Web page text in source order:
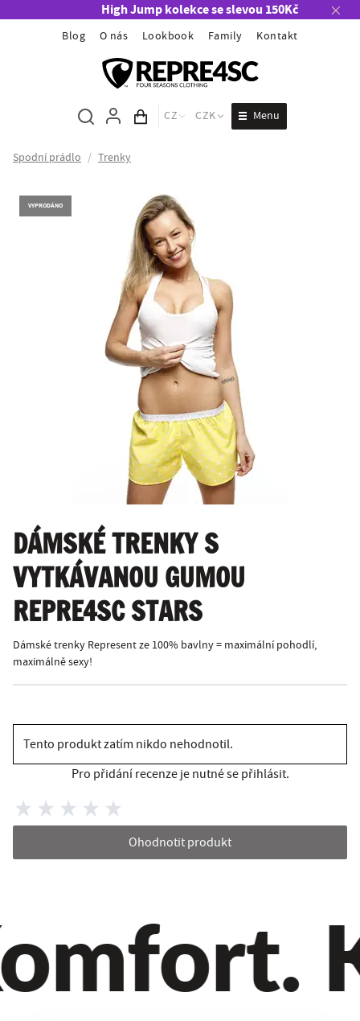
High Jump kolekce se slevou 150Kč
Blog O nás Lookbook Family Kontakt
Obsah košíku
CZ CZK Menu
Spodní prádlo / Trenky
VYPRODÁNO
DÁMSKÉ TRENKY S
VYTKÁVANOU GUMOU
REPRE4SC STARS
Dámské trenky Represent ze 100% bavlny = maximální pohodlí,
maximálně sexy!
Tento produkt zatím nikdo nehodnotil.
Pro přidání recenze je nutné se přihlásit.
Ohodnotit produkt